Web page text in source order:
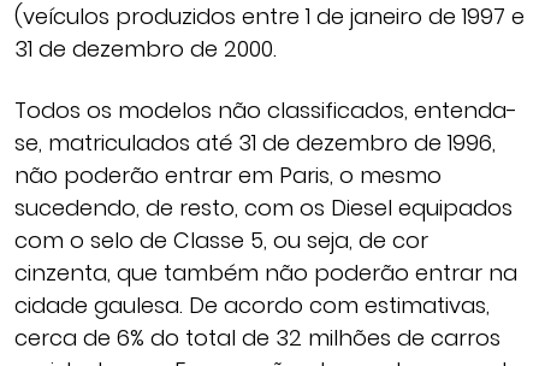
(veículos produzidos entre 1 de janeiro de 1997 e
31 de dezembro de 2000.
Todos os modelos não classificados, entenda-
se, matriculados até 31 de dezembro de 1996,
não poderão entrar em Paris, o mesmo
sucedendo, de resto, com os Diesel equipados
com o selo de Classe 5, ou seja, de cor
cinzenta, que também não poderão entrar na
cidade gaulesa. De acordo com estimativas,
cerca de 6% do total de 32 milhões de carros